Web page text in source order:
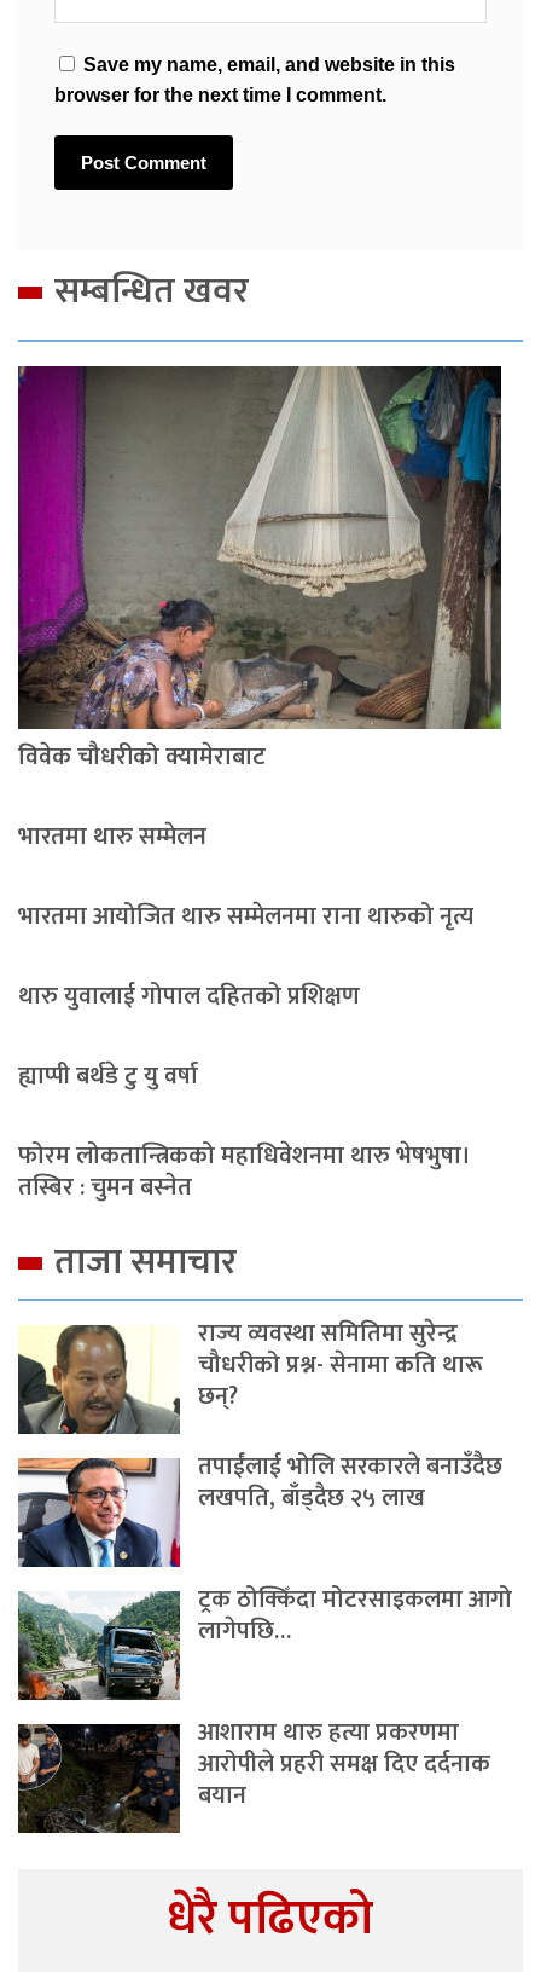
Save my name, email, and website in this
browser for the next time I comment.
सम्बन्धित खवर
विवेक चौधरीको क्यामेराबाट
भारतमा थारु सम्मेलन
भारतमा आयोजित थारु सम्मेलनमा राना थारुको नृत्य
थारु युवालाई गोपाल दहितको प्रशिक्षण
ह्याप्पी बर्थडे टु यु वर्षा
फोरम लोकतान्त्रिकको महाधिवेशनमा थारु भेषभुषा।
तस्बिर : चुमन बस्नेत
ताजा समाचार
राज्य व्यवस्था समितिमा सुरेन्द्र
चौधरीको प्रश्न- सेनामा कति थारू
छन्?
तपाईंलाई भोलि सरकारले बनाउँदैछ
लखपति, बाँड्दैछ २५ लाख
ट्रक ठोक्किँदा मोटरसाइकलमा आगो
लागेपछि…
आशाराम थारु हत्या प्रकरणमा
आरोपीले प्रहरी समक्ष दिए दर्दनाक
बयान
धेरै पढिएको